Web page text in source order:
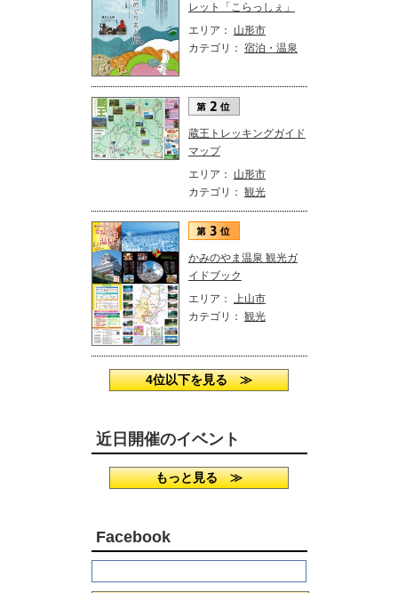
レット「こらっしぇ」
エリア： 山形市
カテゴリ： 宿泊・温泉
蔵王トレッキングガイド
マップ
エリア： 山形市
カテゴリ： 観光
かみのやま温泉 観光ガ
イドブック
エリア： 上山市
カテゴリ： 観光
4位以下を見る ≫
近日開催のイベント
もっと見る ≫
Facebook